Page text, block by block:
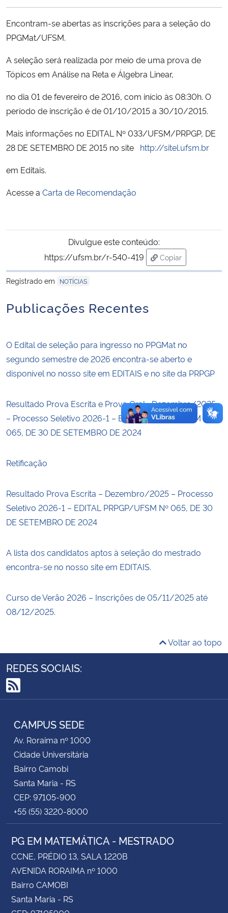
Ministério da Cidadania
Ministério da Saúde
Ministério de Minas e Energia
Ministério do Meio Ambiente
Ministério do Turismo
Ministério do Desenvolvimento Regional
Controladoria-Geral da União
Secretaria de Governo
Gabinete de Segurança Institucional
Banco Central do Brasil
Encontram-se abertas as inscrições para a seleção do
PPGMat/UFSM.
A seleção será realizada por meio de uma prova de
Tópicos em Análise na Reta e Álgebra Linear,
no dia 01 de fevereiro de 2016, com início às 08:30h. O
período de inscrição é de 01/10/2015 a 30/10/2015.
Mais informações no EDITAL Nº 033/UFSM/PRPGP, DE
28 DE SETEMBRO DE 2015 no site http://sitel.ufsm.br
em Editais.
Acesse a Carta de Recomendação
Divulgue este conteúdo:
https://ufsm.br/r-540-419
Copiar
para área de
Registrado em
NOTÍCIAS
Publicações Recentes
O Edital de seleção para ingresso no PPGMat no
segundo semestre de 2026 encontra-se aberto e
disponível no nosso site em EDITAIS e no site da PRPGP
Resultado Prova Escrita e Prova Oral– Dezembro/2025
– Processo Seletivo 2026-1 – EDITAL PRPGP/UFSM Nº
065, DE 30 DE SETEMBRO DE 2024
Retificação
Resultado Prova Escrita – Dezembro/2025 – Processo
Seletivo 2026-1 – EDITAL PRPGP/UFSM Nº 065, DE 30
DE SETEMBRO DE 2024
A lista dos candidatos aptos à seleção do mestrado
encontra-se no nosso site em EDITAIS.
Curso de Verão 2026 – Inscrições de 05/11/2025 até
08/12/2025.
Voltar ao topo
REDES SOCIAIS:
RSS
CAMPUS SEDE
Av. Roraima nº 1000
Cidade Universitária
Bairro Camobi
Santa Maria - RS
CEP: 97105-900
+55 (55) 3220-8000
PG EM MATEMÁTICA - MESTRADO
CCNE, PRÉDIO 13, SALA 1220B
AVENIDA RORAIMA nº 1000
Bairro CAMOBI
Santa Maria - RS